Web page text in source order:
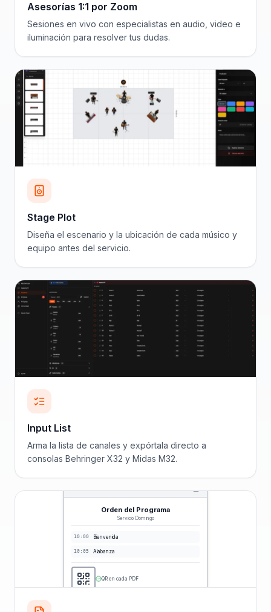
Asesorías 1:1 por Zoom
Sesiones en vivo con especialistas en audio, video e
iluminación para resolver tus dudas.
Stage Plot
Diseña el escenario y la ubicación de cada músico y
equipo antes del servicio.
Input List
Arma la lista de canales y expórtala directo a
consolas Behringer X32 y Midas M32.
Orden del Programa
Servicio Domingo
10:00 Bienvenida
10:05 Alabanza
QR en cada PDF